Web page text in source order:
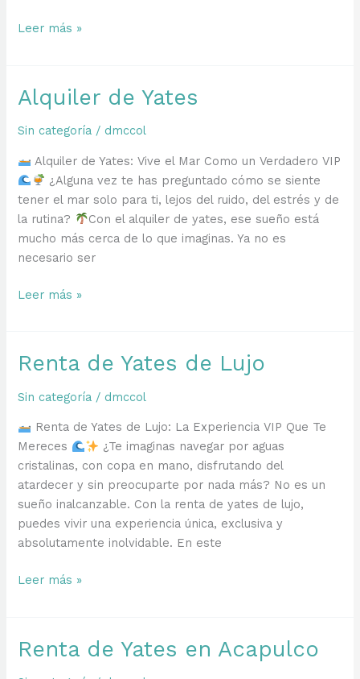
Renta
Leer más »
Alquiler de Yates
Sin categoría / dmccol
Alquiler de Yates: Vive el Mar Como un Verdadero VIP
¿Alguna vez te has preguntado cómo se siente
tener el mar solo para ti, lejos del ruido, del estrés y de
la rutina?
Con el alquiler de yates, ese sueño está
mucho más cerca de lo que imaginas. Ya no es
necesario ser
Alquiler
Leer más »
Renta de Yates de Lujo
Sin categoría / dmccol
Renta de Yates de Lujo: La Experiencia VIP Que Te
Mereces
¿Te imaginas navegar por aguas
cristalinas, con copa en mano, disfrutando del
atardecer y sin preocuparte por nada más? No es un
sueño inalcanzable. Con la renta de yates de lujo,
puedes vivir una experiencia única, exclusiva y
absolutamente inolvidable. En este
Renta
Lujo
Leer más »
Renta de Yates en Acapulco